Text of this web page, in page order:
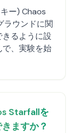
ー) Chaos
ラウンドに関
るように設
、実験を始
Starfallを
ますか？